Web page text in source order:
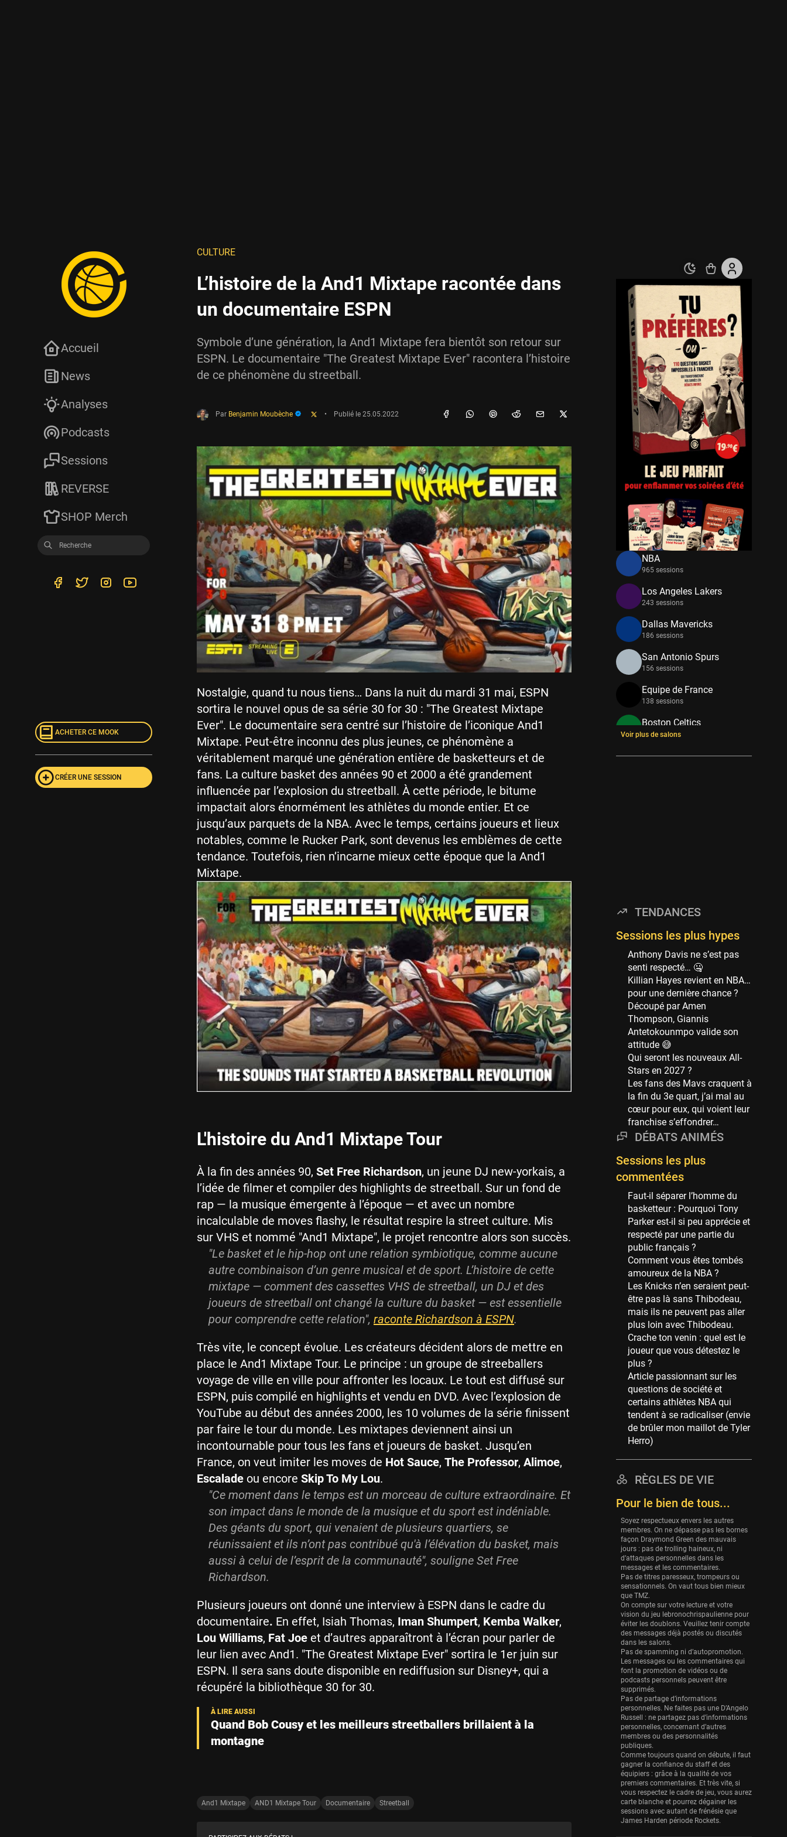
CULTURE
L’histoire de la And1 Mixtape racontée dans
un documentaire ESPN
Symbole d’une génération, la And1 Mixtape fera bientôt son retour sur
ESPN. Le documentaire "The Greatest Mixtape Ever" racontera l’histoire
de ce phénomène du streetball.
Par Benjamin Moubèche • Publié le 25.05.2022
Nostalgie, quand tu nous tiens… Dans la nuit du mardi 31 mai, ESPN
sortira le nouvel opus de sa série 30 for 30 : "The Greatest Mixtape
Ever". Le documentaire sera centré sur l’histoire de l’iconique And1
Mixtape. Peut-être inconnu des plus jeunes, ce phénomène a
véritablement marqué une génération entière de basketteurs et de
fans. La culture basket des années 90 et 2000 a été grandement
influencée par l’explosion du streetball. À cette période, le bitume
impactait alors énormément les athlètes du monde entier. Et ce
jusqu’aux parquets de la NBA. Avec le temps, certains joueurs et lieux
notables, comme le Rucker Park, sont devenus les emblèmes de cette
tendance. Toutefois, rien n’incarne mieux cette époque que la And1
Mixtape.
L'histoire du And1 Mixtape Tour
À la fin des années 90, Set Free Richardson, un jeune DJ new-yorkais, a
l’idée de filmer et compiler des highlights de streetball. Sur un fond de
rap — la musique émergente à l’époque — et avec un nombre
incalculable de moves flashy, le résultat respire la street culture. Mis
sur VHS et nommé "And1 Mixtape", le projet rencontre alors son succès.
"Le basket et le hip-hop ont une relation symbiotique, comme aucune
autre combinaison d’un genre musical et de sport. L’histoire de cette
mixtape — comment des cassettes VHS de streetball, un DJ et des
joueurs de streetball ont changé la culture du basket — est essentielle
pour comprendre cette relation", raconte Richardson à ESPN.
Très vite, le concept évolue. Les créateurs décident alors de mettre en
place le And1 Mixtape Tour. Le principe : un groupe de streeballers
voyage de ville en ville pour affronter les locaux. Le tout est diffusé sur
ESPN, puis compilé en highlights et vendu en DVD. Avec l’explosion de
YouTube au début des années 2000, les 10 volumes de la série finissent
par faire le tour du monde. Les mixtapes deviennent ainsi un
incontournable pour tous les fans et joueurs de basket. Jusqu’en
France, on veut imiter les moves de Hot Sauce, The Professor, Alimoe,
Escalade ou encore Skip To My Lou.
"Ce moment dans le temps est un morceau de culture extraordinaire. Et
son impact dans le monde de la musique et du sport est indéniable.
Des géants du sport, qui venaient de plusieurs quartiers, se
réunissaient et ils n’ont pas contribué qu'à l’élévation du basket, mais
aussi à celui de l’esprit de la communauté", souligne Set Free
Richardson.
Plusieurs joueurs ont donné une interview à ESPN dans le cadre du
documentaire. En effet, Isiah Thomas, Iman Shumpert, Kemba Walker,
Lou Williams, Fat Joe et d’autres apparaîtront à l’écran pour parler de
leur lien avec And1. "The Greatest Mixtape Ever" sortira le 1er juin sur
ESPN. Il sera sans doute disponible en rediffusion sur Disney+, qui a
récupéré la bibliothèque 30 for 30.
Quand Bob Cousy et les meilleurs streetballers brillaient à la
montagne
And1 Mixtape AND1 Mixtape Tour Documentaire Streetball
Accueil
News
Analyses
Podcasts
Sessions
REVERSE
SHOP Merch
ACHETER CE MOOK
CRÉER UNE SESSION
NBA
965 sessions
Los Angeles Lakers
243 sessions
Dallas Mavericks
186 sessions
San Antonio Spurs
156 sessions
Equipe de France
138 sessions
Boston Celtics
133 sessions
New York Knicks
Philadelphia Sixers
89 sessions
Milwaukee Bucks
82 sessions
Hoop Culture
73 sessions
Oklahoma City Thunder
69 sessions
Phoenix Suns
69 sessions
Miami Heat
63 sessions
Los Angeles Clippers
61 sessions
53 sessions
New Orleans Pelicans
53 sessions
Jeux Olympiques
52 sessions
Atlanta Hawks
45 sessions
Chicago Bulls
41 sessions
Memphis Grizzlies
39 sessions
Cleveland Cavaliers
38 sessions
Orlando Magic
36 sessions
Euroleague
34 sessions
Charlotte Hornets
Houston Rockets
Washington Wizards
29 sessions
Portland Trail Blazers
27 sessions
Eurobasket
25 sessions
Detroit Pistons
25 sessions
Brooklyn Nets
24 sessions
Sacramento Kings
24 sessions
Utah Jazz
22 sessions
Toronto Raptors
18 sessions
REVERSE
11 sessions
Bleues
0 sessions
Voir plus de salons
TENDANCES
Sessions les plus hypes
Anthony Davis ne s’est pas
senti respecté… 🤐
Killian Hayes revient en NBA…
pour une dernière chance ?
Découpé par Amen
Thompson, Giannis
Antetokounmpo valide son
attitude 😅
Qui seront les nouveaux All-
Stars en 2027 ?
Les fans des Mavs craquent à
la fin du 3e quart, j’ai mal au
cœur pour eux, qui voient leur
franchise s’effondrer…
DÉBATS ANIMÉS
Sessions les plus
commentées
Faut-il séparer l’homme du
basketteur : Pourquoi Tony
Parker est-il si peu apprécie et
respecté par une partie du
public français ?
Comment vous êtes tombés
amoureux de la NBA ?
Les Knicks n’en seraient peut-
être pas là sans Thibodeau,
mais ils ne peuvent pas aller
plus loin avec Thibodeau.
Crache ton venin : quel est le
joueur que vous détestez le
plus ?
Article passionnant sur les
questions de société et
certains athlètes NBA qui
tendent à se radicaliser (envie
de brûler mon maillot de Tyler
Herro)
RÈGLES DE VIE
Pour le bien de tous...
Soyez respectueux envers les autres
membres. On ne dépasse pas les bornes
façon Draymond Green des mauvais
jours : pas de trolling haineux, ni
d’attaques personnelles dans les
messages et les commentaires.
Pas de titres paresseux, trompeurs ou
sensationnels. On vaut tous bien mieux
que TMZ.
On compte sur votre lecture et votre
vision du jeu lebronochrispaulienne pour
éviter les doublons. Veuillez tenir compte
des messages déjà postés ou discutés
dans les salons.
Pas de spamming ni d’autopromotion.
Les messages ou les commentaires qui
font la promotion de vidéos ou de
podcasts personnels peuvent être
supprimés.
Pas de partage d’informations
personnelles. Ne faites pas une D’Angelo
Russell : ne partagez pas d’informations
personnelles, concernant d’autres
membres ou des personnalités
publiques.
Comme toujours quand on débute, il faut
gagner la confiance du staff et des
équipiers : grâce à la qualité de vos
premiers commentaires. Et très vite, si
vous respectez le cadre de jeu, vous aurez
carte blanche et pourrez dégainer les
sessions avec autant de frénésie que
James Harden période Rockets.